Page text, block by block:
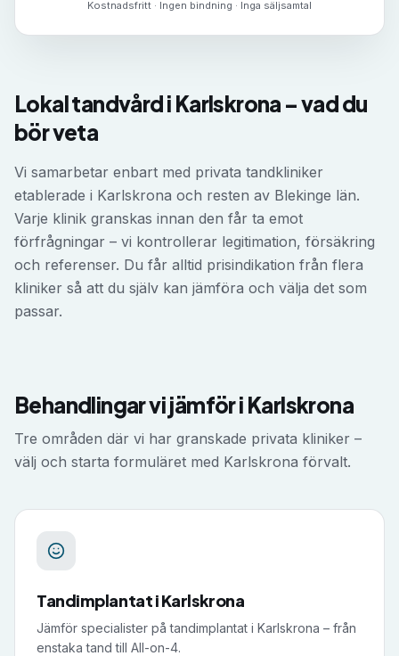
Kostnadsfritt · Ingen bindning · Inga säljsamtal
Lokal tandvård i Karlskrona – vad du
bör veta
Vi samarbetar enbart med privata tandkliniker
etablerade i Karlskrona och resten av Blekinge län.
Varje klinik granskas innan den får ta emot
förfrågningar – vi kontrollerar legitimation, försäkring
och referenser. Du får alltid prisindikation från flera
kliniker så att du själv kan jämföra och välja det som
passar.
Behandlingar vi jämför i Karlskrona
Tre områden där vi har granskade privata kliniker –
välj och starta formuläret med Karlskrona förvalt.
TandimplantatiKarlskrona
Jämför specialister på tandimplantat i Karlskrona – från
enstaka tand till All-on-4.